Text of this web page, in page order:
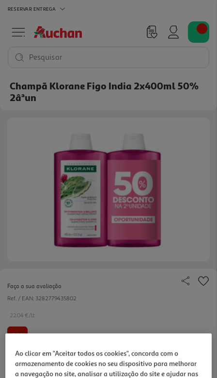
RESERVAR ENTREGA
Pesquisar
Champã Klorane Figo India 2x400ml 50%
2âªun
Faça a sua avaliação
Ref. / EAN: 3282779435802
22.04 €/Lt
-38%
Price reduced from
28,35 €to
17,63 €
Ao clicar em "Aceitar todos os cookies", concorda com o
armazenamento de cookies no seu dispositivo para melhorar
a navegação no site, analisar a utilização do site e ajudar nas